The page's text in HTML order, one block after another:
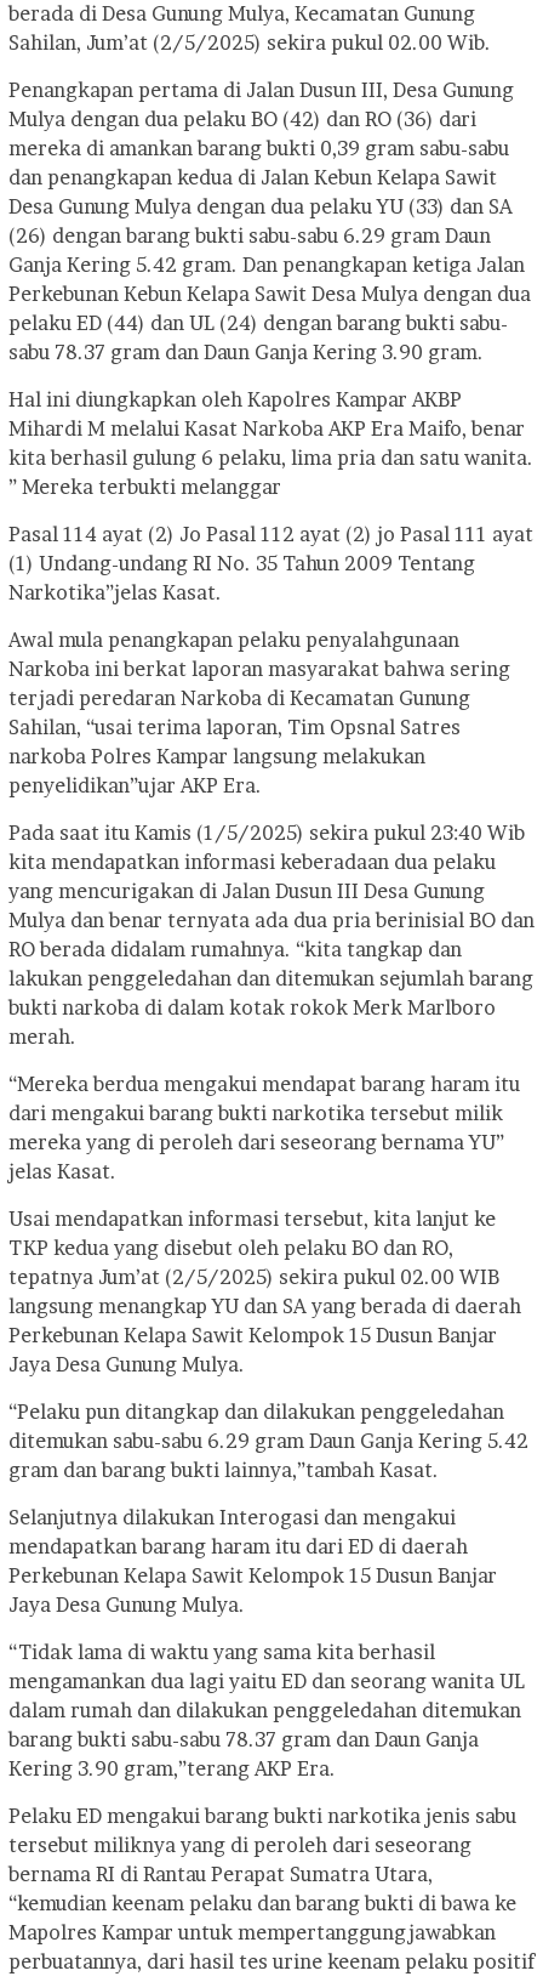
berada di Desa Gunung Mulya, Kecamatan Gunung
Sahilan, Jum’at (2/5/2025) sekira pukul 02.00 Wib.
Penangkapan pertama di Jalan Dusun III, Desa Gunung
Mulya dengan dua pelaku BO (42) dan RO (36) dari
mereka di amankan barang bukti 0,39 gram sabu-sabu
dan penangkapan kedua di Jalan Kebun Kelapa Sawit
Desa Gunung Mulya dengan dua pelaku YU (33) dan SA
(26) dengan barang bukti sabu-sabu 6.29 gram Daun
Ganja Kering 5.42 gram. Dan penangkapan ketiga Jalan
Perkebunan Kebun Kelapa Sawit Desa Mulya dengan dua
pelaku ED (44) dan UL (24) dengan barang bukti sabu-
sabu 78.37 gram dan Daun Ganja Kering 3.90 gram.
Hal ini diungkapkan oleh Kapolres Kampar AKBP
Mihardi M melalui Kasat Narkoba AKP Era Maifo, benar
kita berhasil gulung 6 pelaku, lima pria dan satu wanita.
” Mereka terbukti melanggar
Pasal 114 ayat (2) Jo Pasal 112 ayat (2) jo Pasal 111 ayat
(1) Undang-undang RI No. 35 Tahun 2009 Tentang
Narkotika”jelas Kasat.
Awal mula penangkapan pelaku penyalahgunaan
Narkoba ini berkat laporan masyarakat bahwa sering
terjadi peredaran Narkoba di Kecamatan Gunung
Sahilan, “usai terima laporan, Tim Opsnal Satres
narkoba Polres Kampar langsung melakukan
penyelidikan”ujar AKP Era.
Pada saat itu Kamis (1/5/2025) sekira pukul 23:40 Wib
kita mendapatkan informasi keberadaan dua pelaku
yang mencurigakan di Jalan Dusun III Desa Gunung
Mulya dan benar ternyata ada dua pria berinisial BO dan
RO berada didalam rumahnya. “kita tangkap dan
lakukan penggeledahan dan ditemukan sejumlah barang
bukti narkoba di dalam kotak rokok Merk Marlboro
merah.
“Mereka berdua mengakui mendapat barang haram itu
dari mengakui barang bukti narkotika tersebut milik
mereka yang di peroleh dari seseorang bernama YU”
jelas Kasat.
Usai mendapatkan informasi tersebut, kita lanjut ke
TKP kedua yang disebut oleh pelaku BO dan RO,
tepatnya Jum’at (2/5/2025) sekira pukul 02.00 WIB
langsung menangkap YU dan SA yang berada di daerah
Perkebunan Kelapa Sawit Kelompok 15 Dusun Banjar
Jaya Desa Gunung Mulya.
“Pelaku pun ditangkap dan dilakukan penggeledahan
ditemukan sabu-sabu 6.29 gram Daun Ganja Kering 5.42
gram dan barang bukti lainnya,”tambah Kasat.
Selanjutnya dilakukan Interogasi dan mengakui
mendapatkan barang haram itu dari ED di daerah
Perkebunan Kelapa Sawit Kelompok 15 Dusun Banjar
Jaya Desa Gunung Mulya.
“Tidak lama di waktu yang sama kita berhasil
mengamankan dua lagi yaitu ED dan seorang wanita UL
dalam rumah dan dilakukan penggeledahan ditemukan
barang bukti sabu-sabu 78.37 gram dan Daun Ganja
Kering 3.90 gram,”terang AKP Era.
Pelaku ED mengakui barang bukti narkotika jenis sabu
tersebut miliknya yang di peroleh dari seseorang
bernama RI di Rantau Perapat Sumatra Utara,
“kemudian keenam pelaku dan barang bukti di bawa ke
Mapolres Kampar untuk mempertanggungjawabkan
perbuatannya, dari hasil tes urine keenam pelaku positif